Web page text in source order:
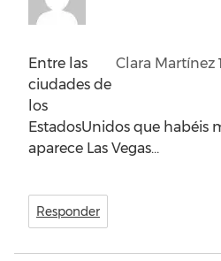
Clara Martínez
Entre las
ciudades de
los
EstadosUnidos que habéis
aparece Las Vegas…
Responder